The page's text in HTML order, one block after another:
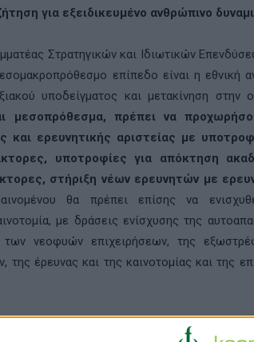
για εξειδικευμένο ανθρώπινο
Στρατηγικών και Ιδιωτικών
επίπεδο είναι η εθνική
υποδείγματος και μετακίνηση στην
μεσοπρόθεσμα, πρέπει να
και ερευνητικής αριστείας με
υποτροφίες για απόκτηση
στήριξη νέων ερευνητών με
θα πρέπει επίσης να
με δράσεις ενίσχυσης της
των νεοφυών επιχειρήσεων, της
της έρευνας και της καινοτομίας και της
στη δράση «Επιλέγουμε Ελλάδα